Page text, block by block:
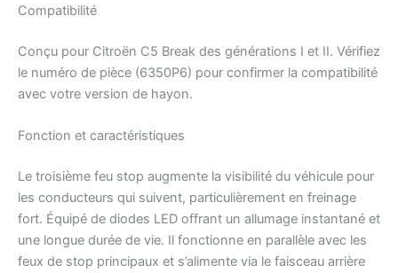
Compatibilité
Conçu pour Citroën C5 Break des générations I et II. Vérifiez
le numéro de pièce (6350P6) pour confirmer la compatibilité
avec votre version de hayon.
Fonction et caractéristiques
Le troisième feu stop augmente la visibilité du véhicule pour
les conducteurs qui suivent, particulièrement en freinage
fort. Équipé de diodes LED offrant un allumage instantané et
une longue durée de vie. Il fonctionne en parallèle avec les
feux de stop principaux et s’alimente via le faisceau arrière